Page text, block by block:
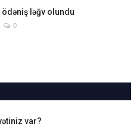
ödəniş ləğv olundu
0
var?